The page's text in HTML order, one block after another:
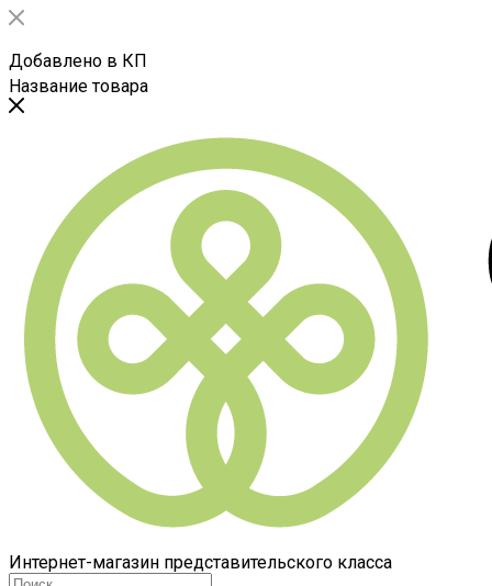
Добавлено в КП
Название товара
Интернет-магазин представительского класса